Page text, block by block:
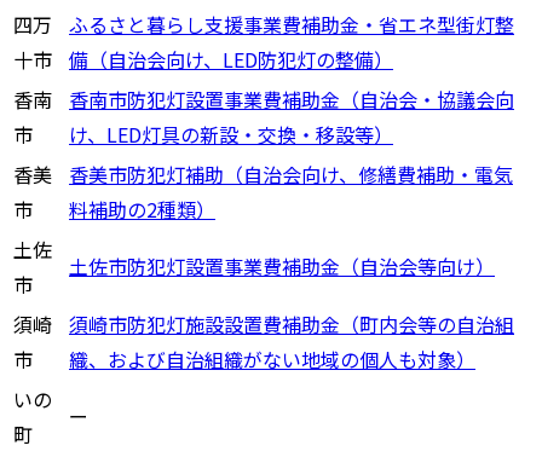
四万
十市
ふるさと暮らし支援事業費補助金・省エネ型街灯整
備（自治会向け、LED防犯灯の整備）
香南
市
香南市防犯灯設置事業費補助金（自治会・協議会向
け、LED灯具の新設・交換・移設等）
香美
市
香美市防犯灯補助（自治会向け、修繕費補助・電気
料補助の2種類）
土佐
市
土佐市防犯灯設置事業費補助金（自治会等向け）
須崎
市
須崎市防犯灯施設設置費補助金（町内会等の自治組
織、および自治組織がない地域の個人も対象）
いの
町
ー